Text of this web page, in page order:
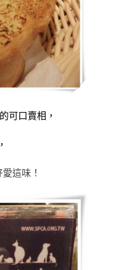
可口賣相，
這味！